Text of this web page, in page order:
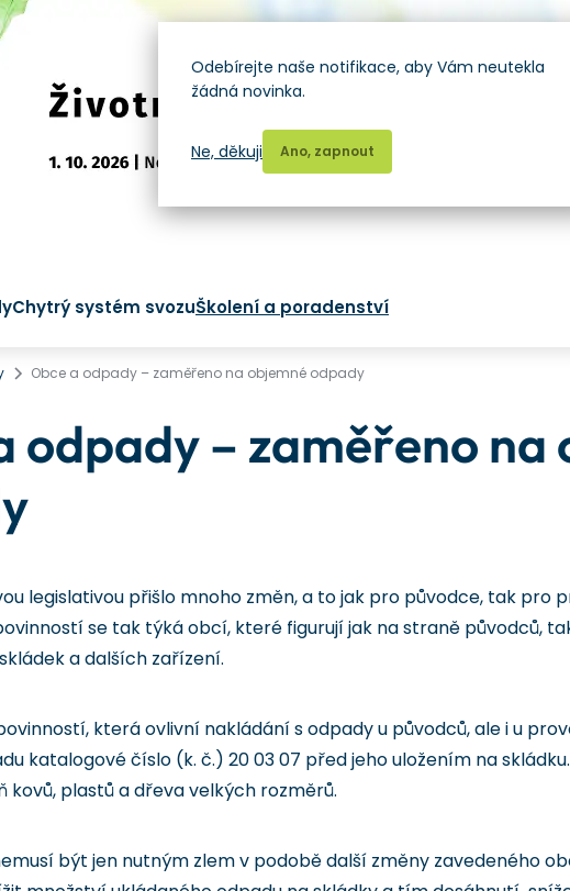
Chytrý systém svozuŠkolení a poradenství
Obce a odpady – zaměřeno na objemné odpady
odpady – zaměřeno na
legislativou přišlo mnoho změn, a to jak pro původce, tak pro
se tak týká obcí, které figurují jak na straně původců,
a dalších zařízení.
která ovlivní nakládání s odpady u původců, ale i u
katalogové číslo (k. č.) 20 03 07 před jeho uložením na
plastů a dřeva velkých rozměrů.
být jen nutným zlem v podobě další změny zavedeného
Odebírejte naše notifikace, aby Vám neutekla
žádná novinka.
Ano, zapnout
Ne, děkuji